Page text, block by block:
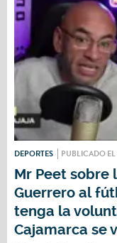
DEPORTES PUBLICADO EL
Mr Peet sobre
Guerrero al
tenga la
Cajamarca se